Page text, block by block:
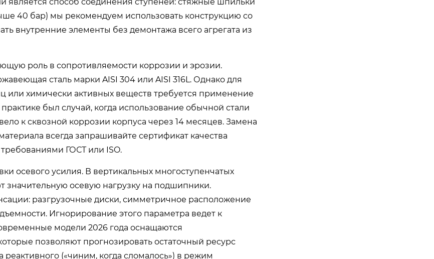
40 бар) мы рекомендуем использовать конструкцию со
внутренние элементы без демонтажа всего агрегата из
роль в сопротивляемости коррозии и эрозии.
сталь марки AISI 304 или AISI 316L. Однако для
или химически активных веществ требуется применение
был случай, когда использование обычной стали
к сквозной коррозии корпуса через 14 месяцев. Замена
всегда запрашивайте сертификат качества
ГОСТ или ISO.
осевого усилия. В вертикальных многоступенчатых
значительную осевую нагрузку на подшипники.
разгрузочные диски, симметричное расположение
Игнорирование этого параметра ведет к
модели 2026 года оснащаются
позволяют прогнозировать остаточный ресурс
(«чиним, когда сломалось») в режим